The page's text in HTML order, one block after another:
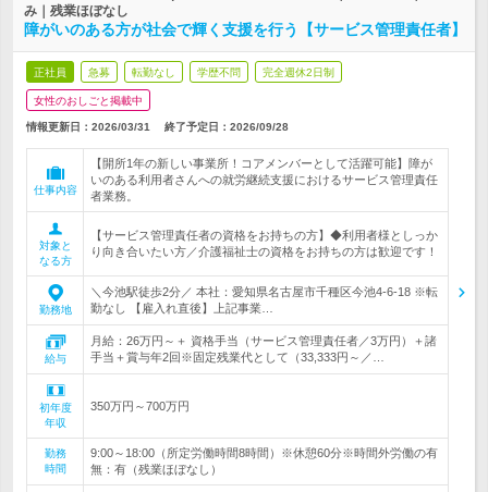
み｜残業ほぼなし
障がいのある方が社会で輝く支援を行う【サービス管理責任者】
正社員 急募 転勤なし 学歴不問 完全週休2日制
女性のおしごと掲載中
情報更新日：2026/03/31 終了予定日： 2026/09/28
仕事内容
【開所1年の新しい事業所！コアメンバーとして活躍可能】障が
いのある利用者さんへの就労継続支援におけるサービス管理責任
者業務。
対象と
なる方
【サービス管理責任者の資格をお持ちの方】◆利用者様としっか
り向き合いたい方／介護福祉士の資格をお持ちの方は歓迎です！
勤務地
＼今池駅徒歩2分／ 本社：愛知県名古屋市千種区今池4-6-18 ※転
勤なし 【雇入れ直後】上記事業…
給与
月給：26万円～＋ 資格手当（サービス管理責任者／3万円）＋諸
手当＋賞与年2回※固定残業代として（33,333円～／…
初年度
年収
350万円～700万円
勤務
時間
9:00～18:00（所定労働時間8時間）※休憩60分※時間外労働の有
無：有（残業ほぼなし）